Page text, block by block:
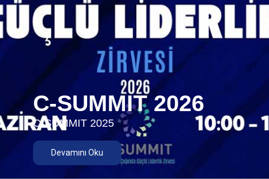
C-SUMMIT 2026
C-SUMMIT 2025
Devamını Oku